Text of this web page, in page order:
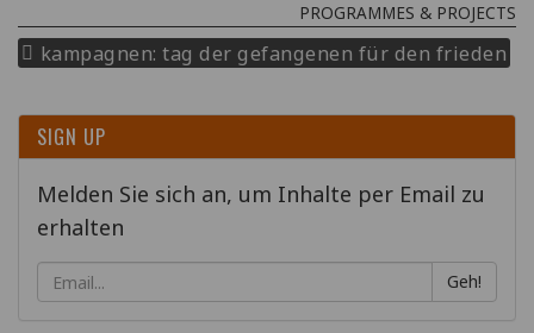
PROGRAMMES & PROJECTS
kampagnen: tag der gefangenen für den frieden
SIGN UP
Melden Sie sich an, um Inhalte per Email zu
erhalten
Geh!